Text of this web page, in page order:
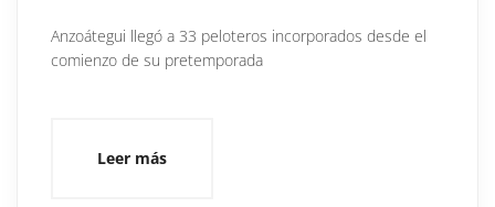
Anzoátegui llegó a 33 peloteros incorporados desde el
comienzo de su pretemporada
Leer más